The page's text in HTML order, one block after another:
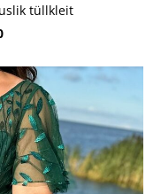
tüllkleit